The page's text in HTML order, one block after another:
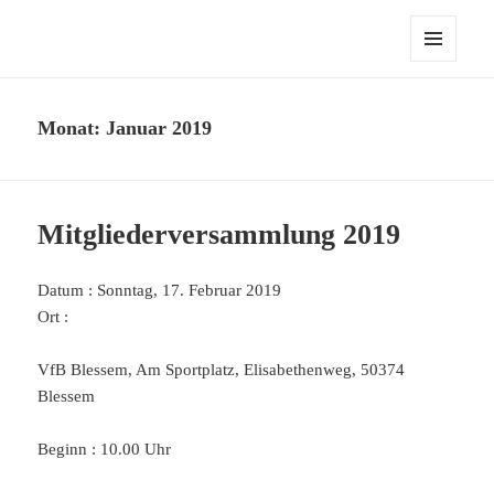
Monat:Januar 2019
Mitgliederversammlung 2019
Datum : Sonntag, 17. Februar 2019
Ort :
VfB Blessem, Am Sportplatz, Elisabethenweg, 50374
Blessem
Beginn : 10.00 Uhr